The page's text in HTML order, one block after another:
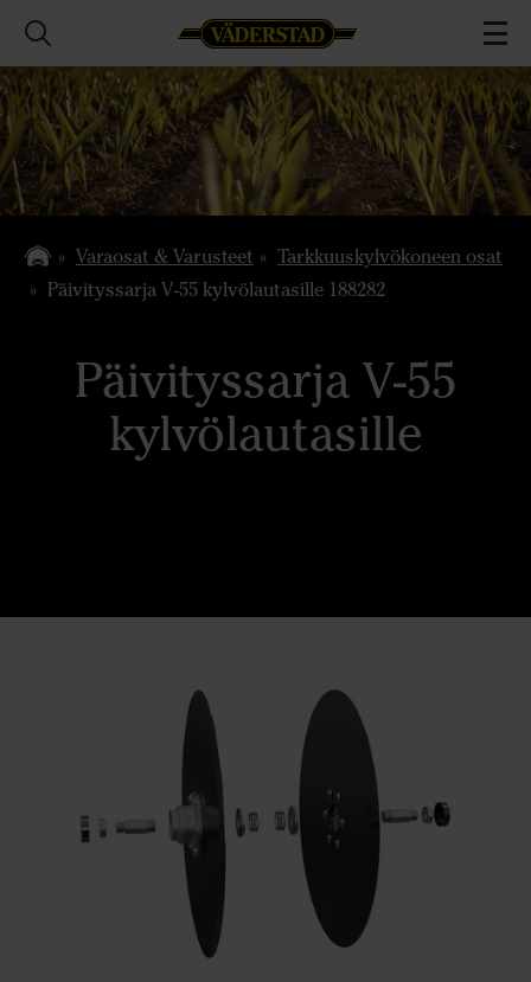
Varaosat & Varusteet
Tarkkuuskylvökoneen osat
Päivityssarja V-55 kylvölautasille 188282
Päivityssarja V-55
kylvölautasille